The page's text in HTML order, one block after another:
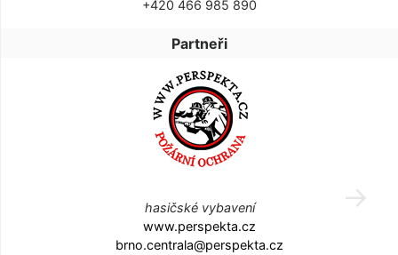
+420 466 985 890
Partneři
hasičské vybavení
www.perspekta.cz
brno.centrala@perspekta.cz